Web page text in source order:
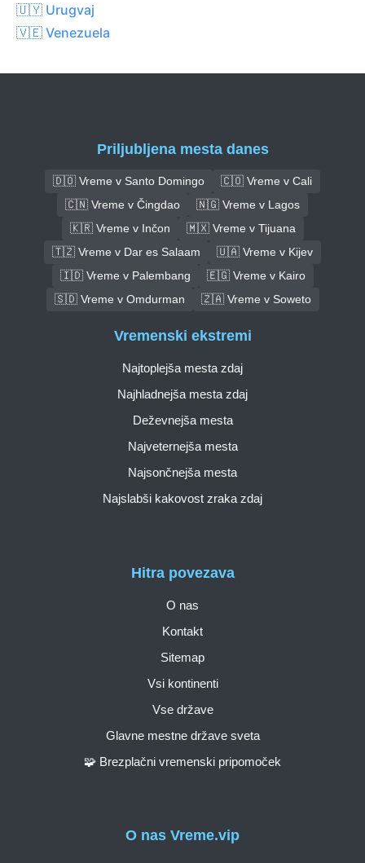
🇺🇾 Urugvaj
🇻🇪 Venezuela
Priljubljena mesta danes
🇩🇴 Vreme v Santo Domingo
🇨🇴 Vreme v Cali
🇨🇳 Vreme v Čingdao
🇳🇬 Vreme v Lagos
🇰🇷 Vreme v Inčon
🇲🇽 Vreme v Tijuana
🇹🇿 Vreme v Dar es Salaam
🇺🇦 Vreme v Kijev
🇮🇩 Vreme v Palembang
🇪🇬 Vreme v Kairo
🇸🇩 Vreme v Omdurman
🇿🇦 Vreme v Soweto
O nas Vreme.vip
Hitra povezava
O nas
Kontakt
Sitemap
Vsi kontinenti
Vse države
Glavne mestne države sveta
🧩 Brezplačni vremenski pripomoček
Vremenski ekstremi
Najtoplejša mesta zdaj
Najhladnejša mesta zdaj
Deževnejša mesta
Najveternejša mesta
Najsončnejša mesta
Najslabši kakovost zraka zdaj